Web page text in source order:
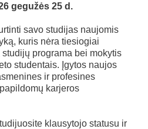
gegužės 25 d.
savo studijas naujomis
kuris nėra tiesiogiai
programa bei mokytis
studentais. Įgytos naujos
ir profesines
karjeros
klausytojo statusu ir